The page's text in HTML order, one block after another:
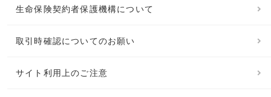
生命保険契約者保護機構について
取引時確認についてのお願い
サイト利用上のご注意